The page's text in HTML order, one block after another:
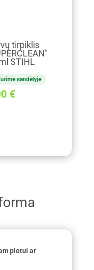
tirpiklis
STIHL
sandėlyje
€
plotui ar